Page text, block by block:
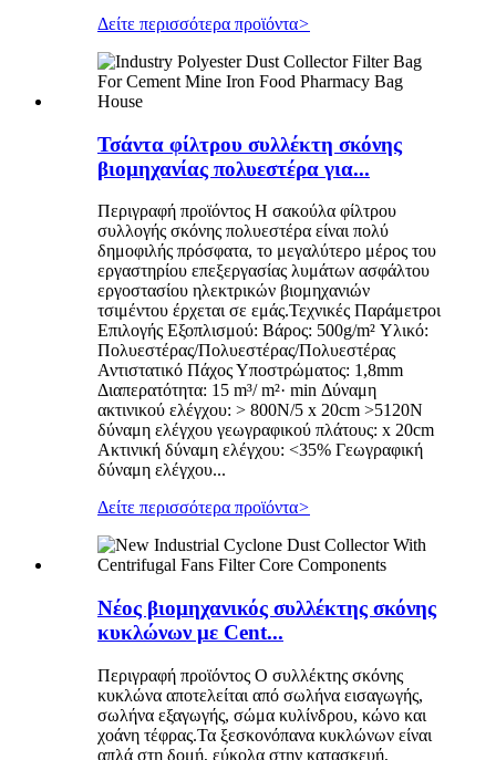
Δείτε περισσότερα προϊόντα>
Τσάντα φίλτρου συλλέκτη σκόνης
βιομηχανίας πολυεστέρα για...
Περιγραφή προϊόντος Η σακούλα φίλτρου
συλλογής σκόνης πολυεστέρα είναι πολύ
δημοφιλής πρόσφατα, το μεγαλύτερο μέρος του
εργαστηρίου επεξεργασίας λυμάτων ασφάλτου
εργοστασίου ηλεκτρικών βιομηχανιών
τσιμέντου έρχεται σε εμάς.Τεχνικές Παράμετροι
Επιλογής Εξοπλισμού: Βάρος: 500g/m² Υλικό:
Πολυεστέρας/Πολυεστέρας/Πολυεστέρας
Αντιστατικό Πάχος Υποστρώματος: 1,8mm
Διαπερατότητα: 15 m³/ m²· min Δύναμη
ακτινικού ελέγχου: > 800N/5 x 20cm >5120N
δύναμη ελέγχου γεωγραφικού πλάτους: x 20cm
Ακτινική δύναμη ελέγχου: <35% Γεωγραφική
δύναμη ελέγχου...
Δείτε περισσότερα προϊόντα>
Νέος βιομηχανικός συλλέκτης σκόνης
κυκλώνων με Cent...
Περιγραφή προϊόντος Ο συλλέκτης σκόνης
κυκλώνα αποτελείται από σωλήνα εισαγωγής,
σωλήνα εξαγωγής, σώμα κυλίνδρου, κώνο και
χοάνη τέφρας.Τα ξεσκονόπανα κυκλώνων είναι
απλά στη δομή, εύκολα στην κατασκευή,